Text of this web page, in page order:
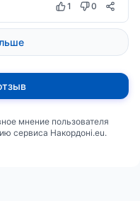
1 0
мнение пользователя
сервиса Накордоні.eu.